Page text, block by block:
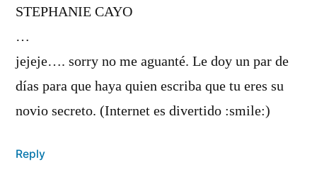
STEPHANIE CAYO
…
jejeje…. sorry no me aguanté. Le doy un par de
dí­as para que haya quien escriba que tu eres su
novio secreto. (Internet es divertido :smile:)
Reply